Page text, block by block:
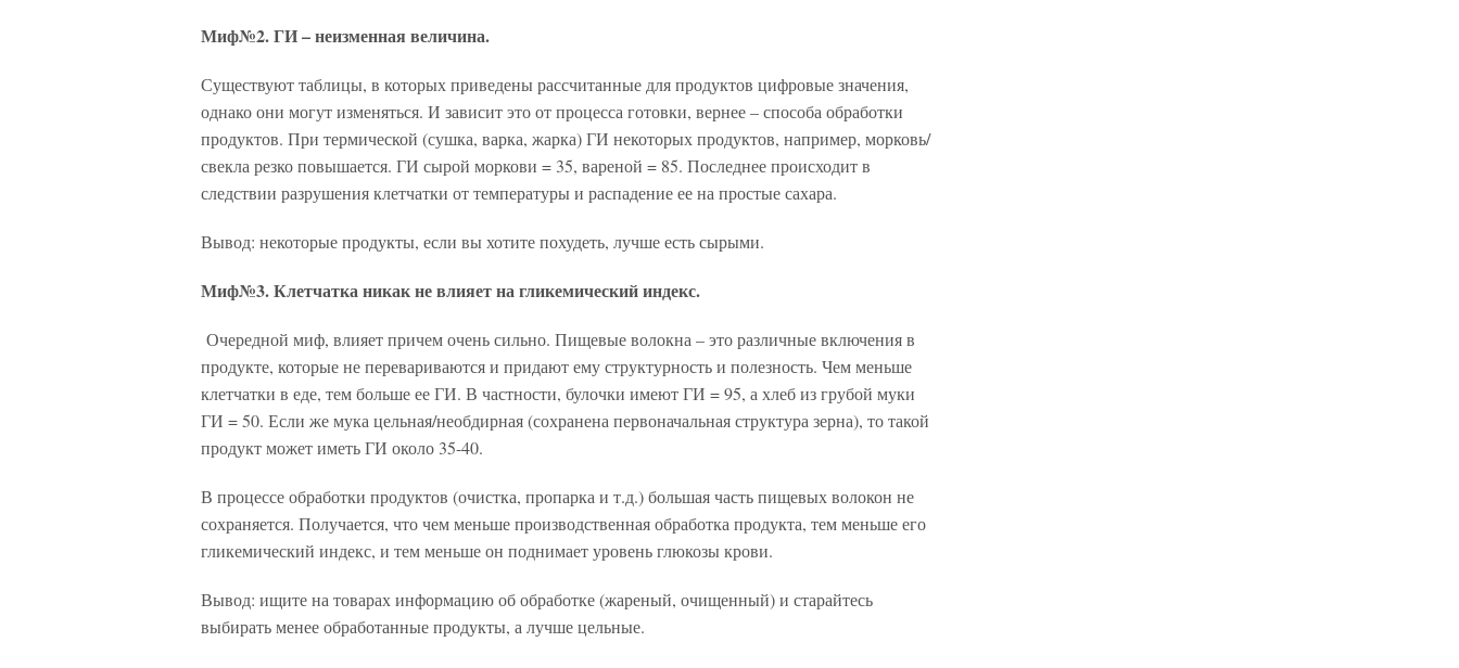
Миф№2. ГИ – неизменная величина.
Существуют таблицы, в которых приведены рассчитанные для продуктов цифровые значения,
однако они могут изменяться. И зависит это от процесса готовки, вернее – способа обработки
продуктов. При термической (сушка, варка, жарка) ГИ некоторых продуктов, например, морковь/
свекла резко повышается. ГИ сырой моркови = 35, вареной = 85. Последнее происходит в
следствии разрушения клетчатки от температуры и распадение ее на простые сахара.
Вывод: некоторые продукты, если вы хотите похудеть, лучше есть сырыми.
Миф№3. Клетчатка никак не влияет на гликемический индекс.
Очередной миф, влияет причем очень сильно. Пищевые волокна – это различные включения в
продукте, которые не перевариваются и придают ему структурность и полезность. Чем меньше
клетчатки в еде, тем больше ее ГИ. В частности, булочки имеют ГИ = 95, а хлеб из грубой муки
ГИ = 50. Если же мука цельная/необдирная (сохранена первоначальная структура зерна), то такой
продукт может иметь ГИ около 35-40.
В процессе обработки продуктов (очистка, пропарка и т.д.) большая часть пищевых волокон не
сохраняется. Получается, что чем меньше производственная обработка продукта, тем меньше его
гликемический индекс, и тем меньше он поднимает уровень глюкозы крови.
Вывод: ищите на товарах информацию об обработке (жареный, очищенный) и старайтесь
выбирать менее обработанные продукты, а лучше цельные.